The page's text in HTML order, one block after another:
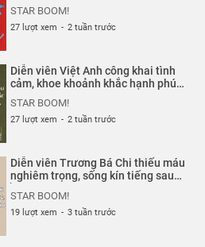
STAR BOOM!
27 lượt xem - 2 tuần trước
Diễn viên Việt Anh công khai tình
cảm, khoe khoảnh khắc hạnh phúc
STAR BOOM!
27 lượt xem - 2 tuần trước
Diễn viên Trương Bá Chi thiếu máu
nghiêm trọng, sống kín tiếng sau
STAR BOOM!
19 lượt xem - 3 tuần trước